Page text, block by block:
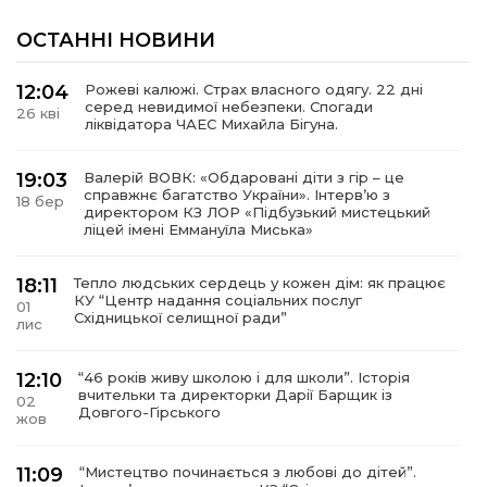
ОСТАННІ НОВИНИ
12:04
26 кві
Рожеві калюжі. Страх власного одягу. 22 дні
серед невидимої небезпеки. Спогади
ліквідатора ЧАЕС Михайла Бігуна.
19:03
18 бер
Валерій ВОВК: «Обдаровані діти з гір – це
справжнє багатство України». Інтервʼю з
директором КЗ ЛОР «Підбузький мистецький
ліцей імені Еммануїла Миська»
18:11
01
лис
Тепло людських сердець у кожен дім: як працює
КУ “Центр надання соціальних послуг
Східницької селищної ради”
12:10
02
жов
“46 років живу школою і для школи”. Історія
вчительки та директорки Дарії Барщик із
Довгого-Гірського
11:09
“Мистецтво починається з любові до дітей”.